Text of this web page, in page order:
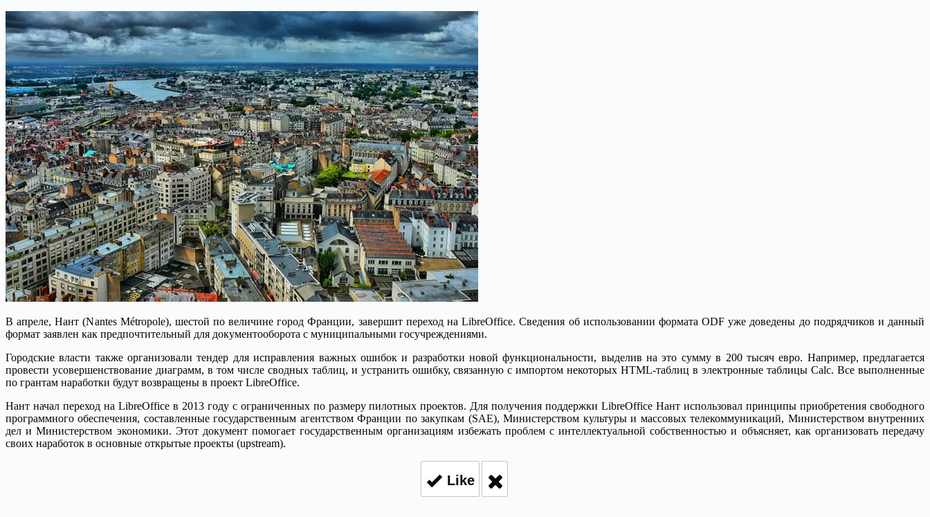
В апреле, Нант (Nantes Métropole), шестой по величине город Франции, завершит переход на LibreOffice. Сведения об использовании формата ODF уже доведены до подрядчиков и данный
формат заявлен как предпочтительный для документооборота с муниципальными госучреждениями.
Городские власти также организовали тендер для исправления важных ошибок и разработки новой функциональности, выделив на это сумму в 200 тысяч евро. Например, предлагается
провести усовершенствование диаграмм, в том числе сводных таблиц, и устранить ошибку, связанную с импортом некоторых HTML-таблиц в электронные таблицы Calc. Все выполненные
по грантам наработки будут возвращены в проект LibreOffice.
Нант начал переход на LibreOffice в 2013 году с ограниченных по размеру пилотных проектов. Для получения поддержки LibreOffice Нант использовал принципы приобретения свободного
программного обеспечения, составленные государственным агентством Франции по закупкам (SAE), Министерством культуры и массовых телекоммуникаций, Министерством внутренних
дел и Министерством экономики. Этот документ помогает государственным организациям избежать проблем с интеллектуальной собственностью и объясняет, как организовать передачу
своих наработок в основные открытые проекты (upstream).
Like